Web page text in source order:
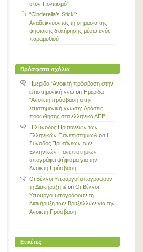
στον Πολιτισμό”
“Cinderella’s Stick”:
Αναδεικνύοντας τη σημασία της
ψηφιακής διατήρησης μέσω ενός
παραμυθιού
Πρόσφατα σχόλια
Ημερίδα “Ανοικτή πρόσβαση στην
επιστημονική γνώ on Ημερίδα
“Ανοικτή πρόσβαση στην
επιστημονική γνώση: Δράσεις
προώθησης στα ελληνικά ΑΕΙ”
Η Σύνοδος Πρυτάνεων των
Ελληνικών Πανεπιστημίω& on Η
Σύνοδος Πρυτάνεων των
Ελληνικών Πανεπιστημίων
υπογράφει ψήφισμα για την
Ανοικτή Πρόσβαση
Οι Βέλγοι Υπουργοί υπογράφουν
τη Διακήρυξη & on Οι Βέλγοι
Υπουργοί υπογράφουν τη
Διακήρυξη των Βρυξελλών για την
Ανοικτή Πρόσβαση
Ετικέτες